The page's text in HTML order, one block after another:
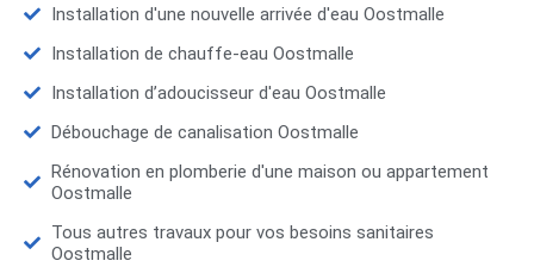
Installation d'une nouvelle arrivée d'eau Oostmalle
Installation de chauffe-eau Oostmalle
Installation d’adoucisseur d'eau Oostmalle
Débouchage de canalisation Oostmalle
Rénovation en plomberie d'une maison ou appartement
Oostmalle
Tous autres travaux pour vos besoins sanitaires
Oostmalle